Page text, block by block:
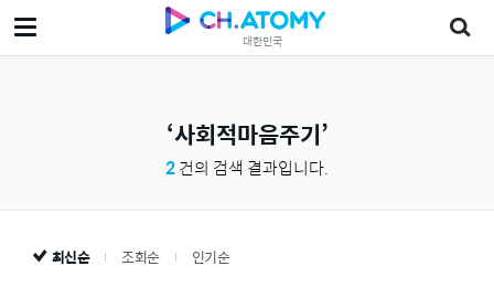
대한민국
사회적마음주기
2건의 검색 결과입니다.
최신순 조회순 인기순